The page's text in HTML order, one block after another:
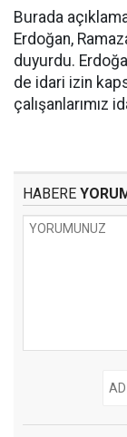
Burada
Erdoğan,
duyurdu.
de idari izin
çalışanlarımız
HABERE